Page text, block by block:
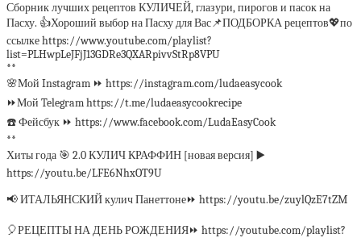
Сборник лучших рецептов КУЛИЧЕЙ, глазури, пирогов и пасок на
Пасху. 👍Хороший выбор на Пасху для Вас📌ПОДБОРКА рецептов💖по
ссылке https://www.youtube.com/playlist?
list=PLHwpLeJFjJ13GDRe3QXARpivvStRp8VPU
**
🌸Мой Instagram ⏩ https://instagram.com/ludaeasycook
⏩Мой Telegram https://t.me/ludaeasycookrecipe
☎️ Фейсбук ⏩ https://www.facebook.com/LudaEasyCook
**
Хиты года 🎯 2.0 КУЛИЧ КРАФФИН [новая версия] ▶️
https://youtu.be/LFE6NhxOT9U
📢 ИТАЛЬЯНСКИЙ кулич Панеттоне⏩ https://youtu.be/zuylQzE7tZM
🎈РЕЦЕПТЫ НА ДЕНЬ РОЖДЕНИЯ⏩ https://youtube.com/playlist?